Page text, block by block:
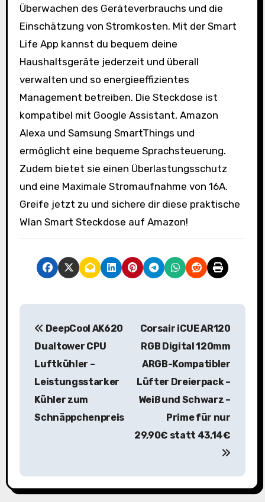
Überwachen des Geräteverbrauchs und die
Einschätzung von Stromkosten. Mit der Smart
Life App kannst du bequem deine
Haushaltsgeräte jederzeit und überall
verwalten und so energieeffizientes
Management betreiben. Die Steckdose ist
kompatibel mit Google Assistant, Amazon
Alexa und Samsung SmartThings und
ermöglicht eine bequeme Sprachsteuerung.
Zudem bietet sie einen Überlastungsschutz
und eine Maximale Stromaufnahme von 16A.
Greife jetzt zu und sichere dir diese praktische
Wlan Smart Steckdose auf Amazon!
B
s
DeepCool AK620
Dualtower CPU
Luftkühler –
Leistungsstarker
Kühler zum
Schnäppchenpreis
Corsair iCUE AR120
RGB Digital 120mm
ARGB-Kompatibler
Lüfter Dreierpack –
Weiß und Schwarz –
Prime für nur
29,90€ statt 43,14€